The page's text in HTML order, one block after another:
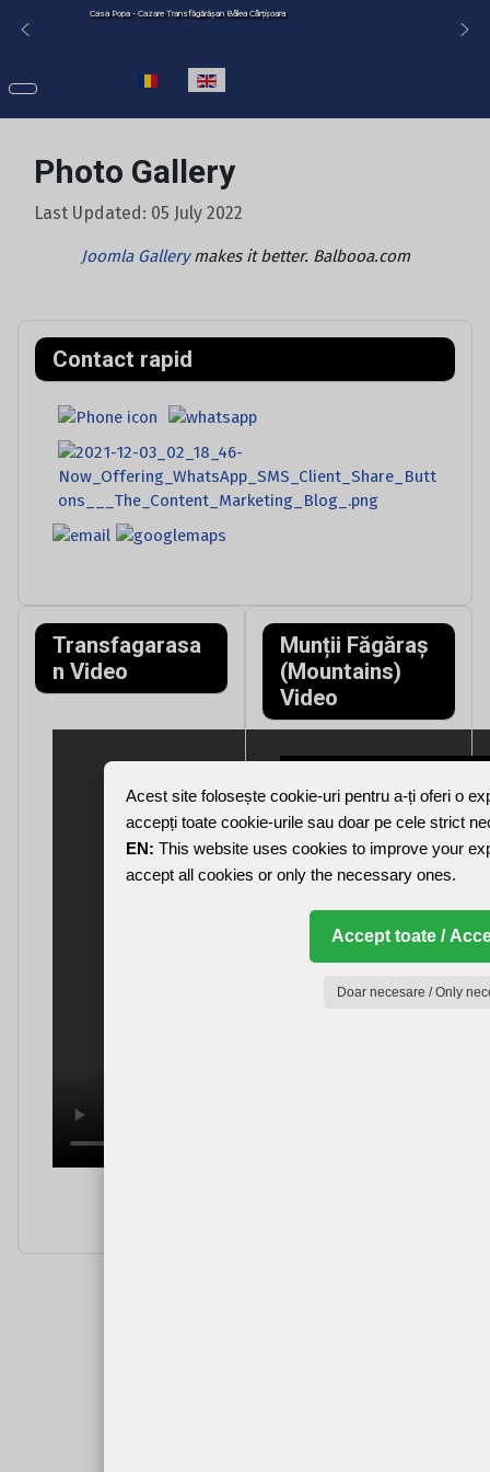
Casa Popa - Cazare Transfăgărășan Bâlea Cârțișoara
Select your language
Photo Gallery
Last Updated: 05 July 2022
Joomla Gallerymakes it better. Balbooa.com
Contact rapid
Transfagarasa
n Video
Munții Făgăraș
(Mountains)
Video
Acest site folosește cookie-uri pentru a-ți oferi o
accepți toate cookie-urile sau doar pe cele strict
EN: This website uses cookies to improve your
accept all cookies or only the necessary ones.
Accept toate /
Doar necesare / Only